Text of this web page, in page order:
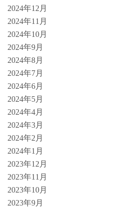
2024年12月
2024年11月
2024年10月
2024年9月
2024年8月
2024年7月
2024年6月
2024年5月
2024年4月
2024年3月
2024年2月
2024年1月
2023年12月
2023年11月
2023年10月
2023年9月